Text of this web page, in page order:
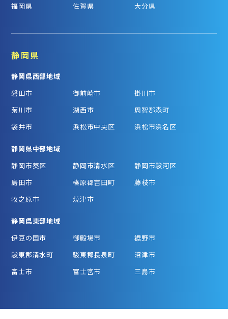
福岡県
佐賀県 大分県
静岡県
静岡県西部地域
磐田市
御前崎市
掛川市
菊川市
湖西市
周智郡森町
袋井市
浜松市中央区 浜松市浜名区
静岡県中部地域
静岡市葵区
静岡市清水区
静岡市駿河区
島田市
榛原郡吉田町
藤枝市
牧之原市
焼津市
静岡県東部地域
伊豆の国市
御殿場市
裾野市
駿東郡清水町
駿東郡長泉町
沼津市
富士市
富士宮市 三島市